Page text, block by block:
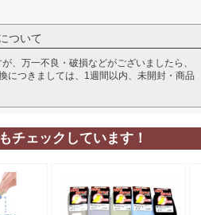
ついて
、万一不良・破損などがございましたら、
につきましては、1週間以内、未開封・商品
チェックしています！